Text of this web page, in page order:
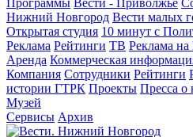
Программы Вести - Приволжье
Нижний Новгород Вести малых
Открытая студия 10 минут с
Реклама Рейтинги ТВ Реклама на
Аренда Коммерческая
Компания Сотрудники Рейтинги
истории ГТРК Проекты Пресса о
Музей
Сервисы Архив